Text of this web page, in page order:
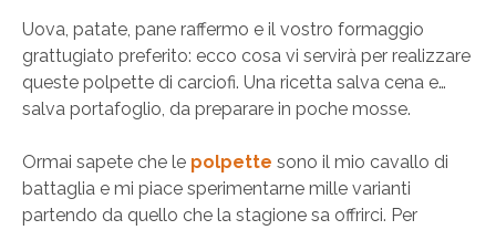
Uova, patate, pane raffermo e il vostro formaggio
grattugiato preferito: ecco cosa vi servirà per realizzare
queste polpette di carciofi. Una ricetta salva cena e…
salva portafoglio, da preparare in poche mosse.
Ormai sapete che le polpette sono il mio cavallo di
battaglia e mi piace sperimentarne mille varianti
partendo da quello che la stagione sa offrirci. Per